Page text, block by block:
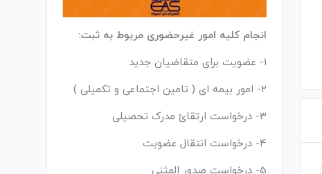
انجام کلیه امور غیرحضوری مربوط به ثبت:
1- عضویت برای متقاضیان جدید
2- امور بیمه ای ( تامین اجتماعی و تکمیلی )
3- درخواست ارتقائ مدرک تحصیلی
4- درخواست انتقال عضویت
5- درخواست صدور المثنی